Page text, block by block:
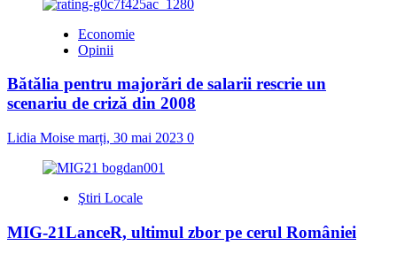
Economie
Opinii
Bătălia pentru majorări de salarii rescrie un
scenariu de criză din 2008
Lidia Moise marți, 30 mai 2023 0
Ştiri Locale
MIG-21LanceR, ultimul zbor pe cerul României